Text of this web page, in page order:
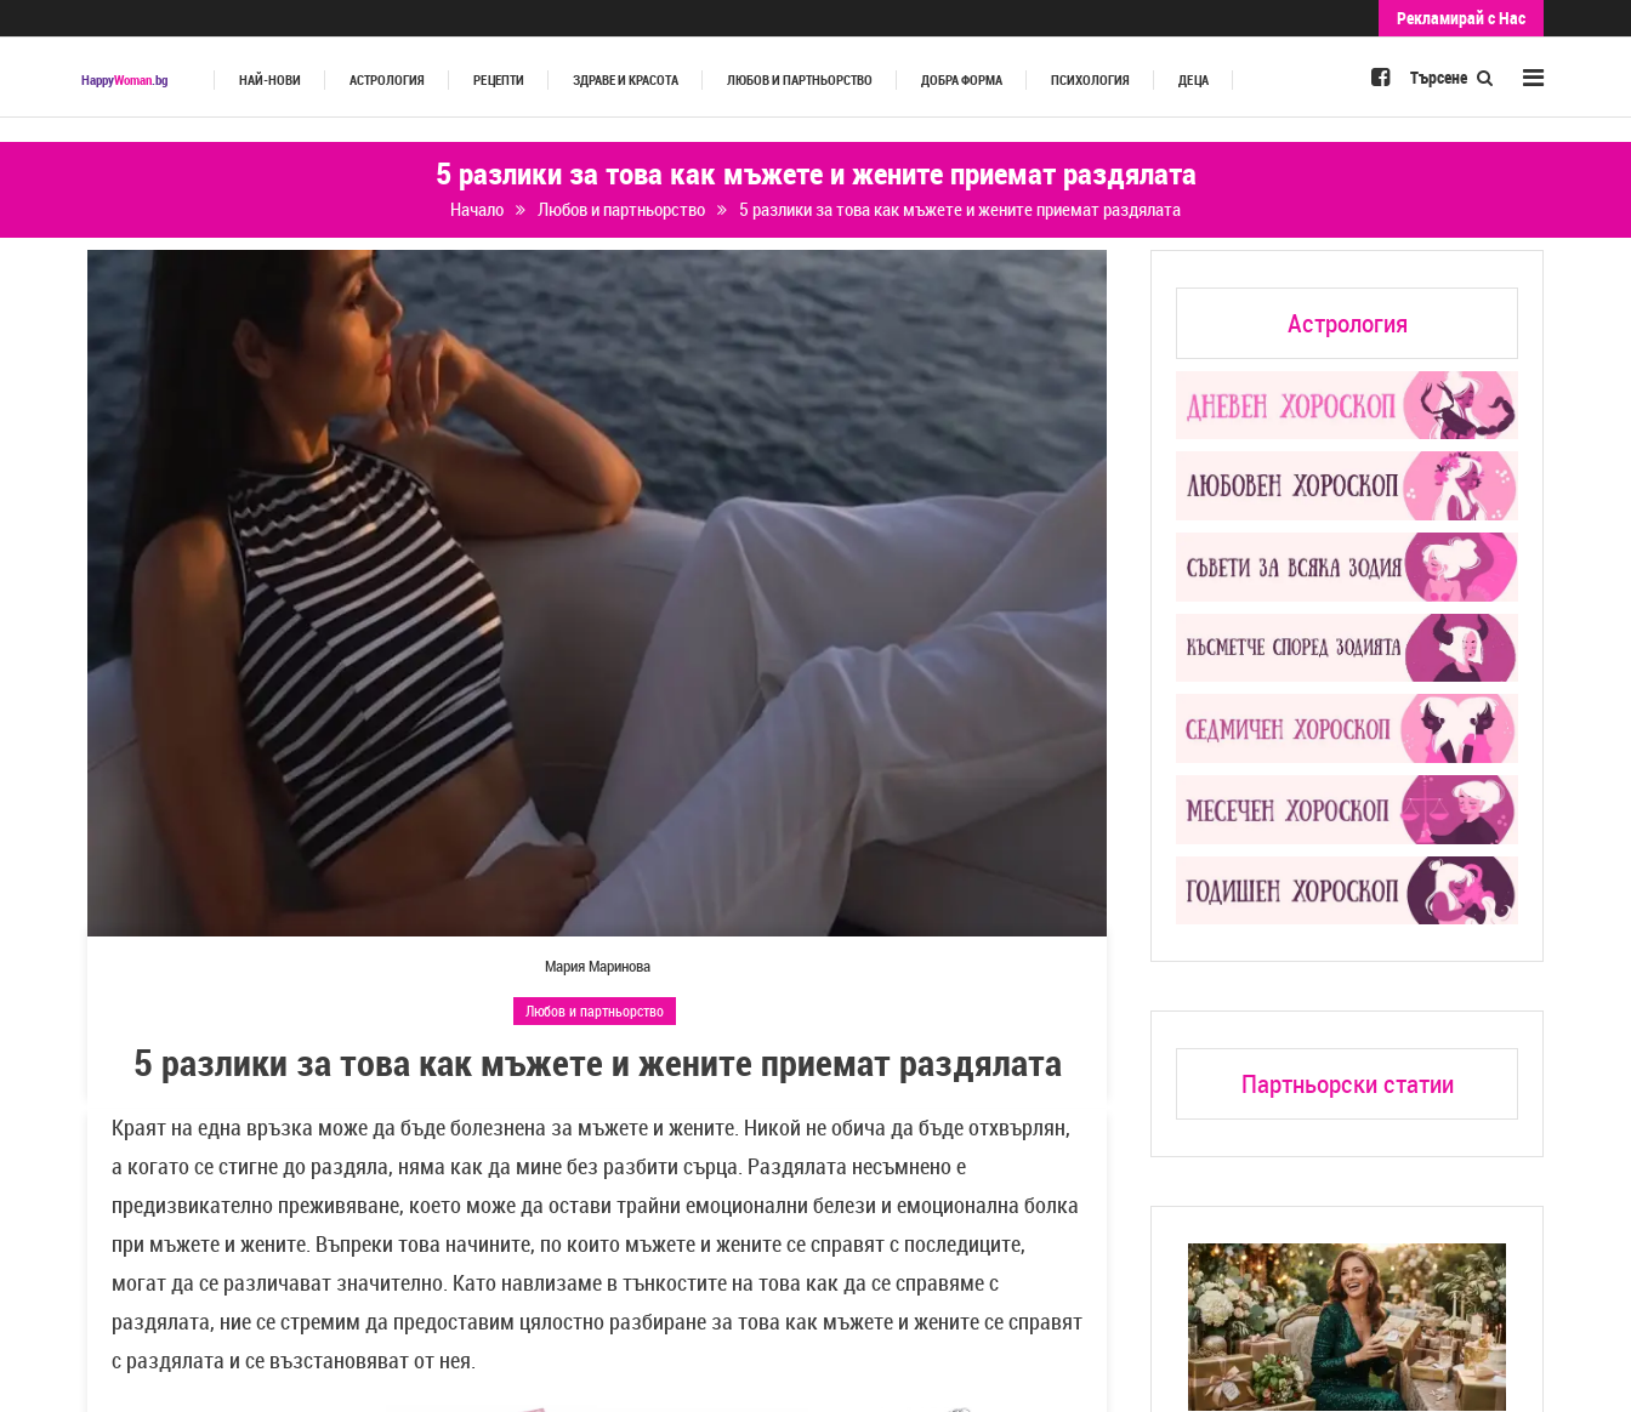
Рекламирай с Нас
HappyWoman.bg НАЙ-НОВИ АСТРОЛОГИЯ РЕЦЕПТИ ЗДРАВЕ И КРАСОТА ЛЮБОВ И ПАРТНЬОРСТВО ДОБРА ФОРМА ПСИХОЛОГИЯ ДЕЦА Търсене
5 разлики за това как мъжете и жените приемат раздялата
Начало Любов и партньорство 5 разлики за това как мъжете и жените приемат раздялата
Мария Маринова
Любов и партньорство
5 разлики за това как мъжете и жените приемат раздялата
Краят на една връзка може да бъде болезнена за мъжете и жените. Никой не обича да бъде отхвърлян,
а когато се стигне до раздяла, няма как да мине без разбити сърца. Раздялата несъмнено е
предизвикателно преживяване, което може да остави трайни емоционални белези и емоционална болка
при мъжете и жените. Въпреки това начините, по които мъжете и жените се справят с последиците,
могат да се различават значително. Като навлизаме в тънкостите на това как да се справяме с
раздялата, ние се стремим да предоставим цялостно разбиране за това как мъжете и жените се справят
с раздялата и се възстановяват от нея.
Астрология
Партньорски статии